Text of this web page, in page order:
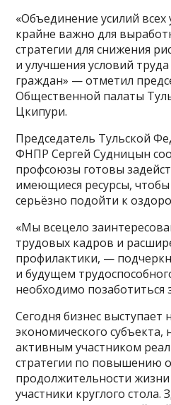
«Объединение усилий всех
крайне важно для
стратегии для снижения
и улучшения условий
граждан» — отметил
Общественной палаты
Цкипури.
Председатель Тульской
ФНПР Сергей Судницын
профсоюзы готовы
имеющиеся ресурсы,
серьёзно подойти к
«Мы всецело
трудовых кадров и
профилактики, —
и будущем
необходимо позаботиться
Сегодня бизнес выступает
экономического субъекта,
активным участником
стратегии по повышению
продолжительности
участники круглого стола.